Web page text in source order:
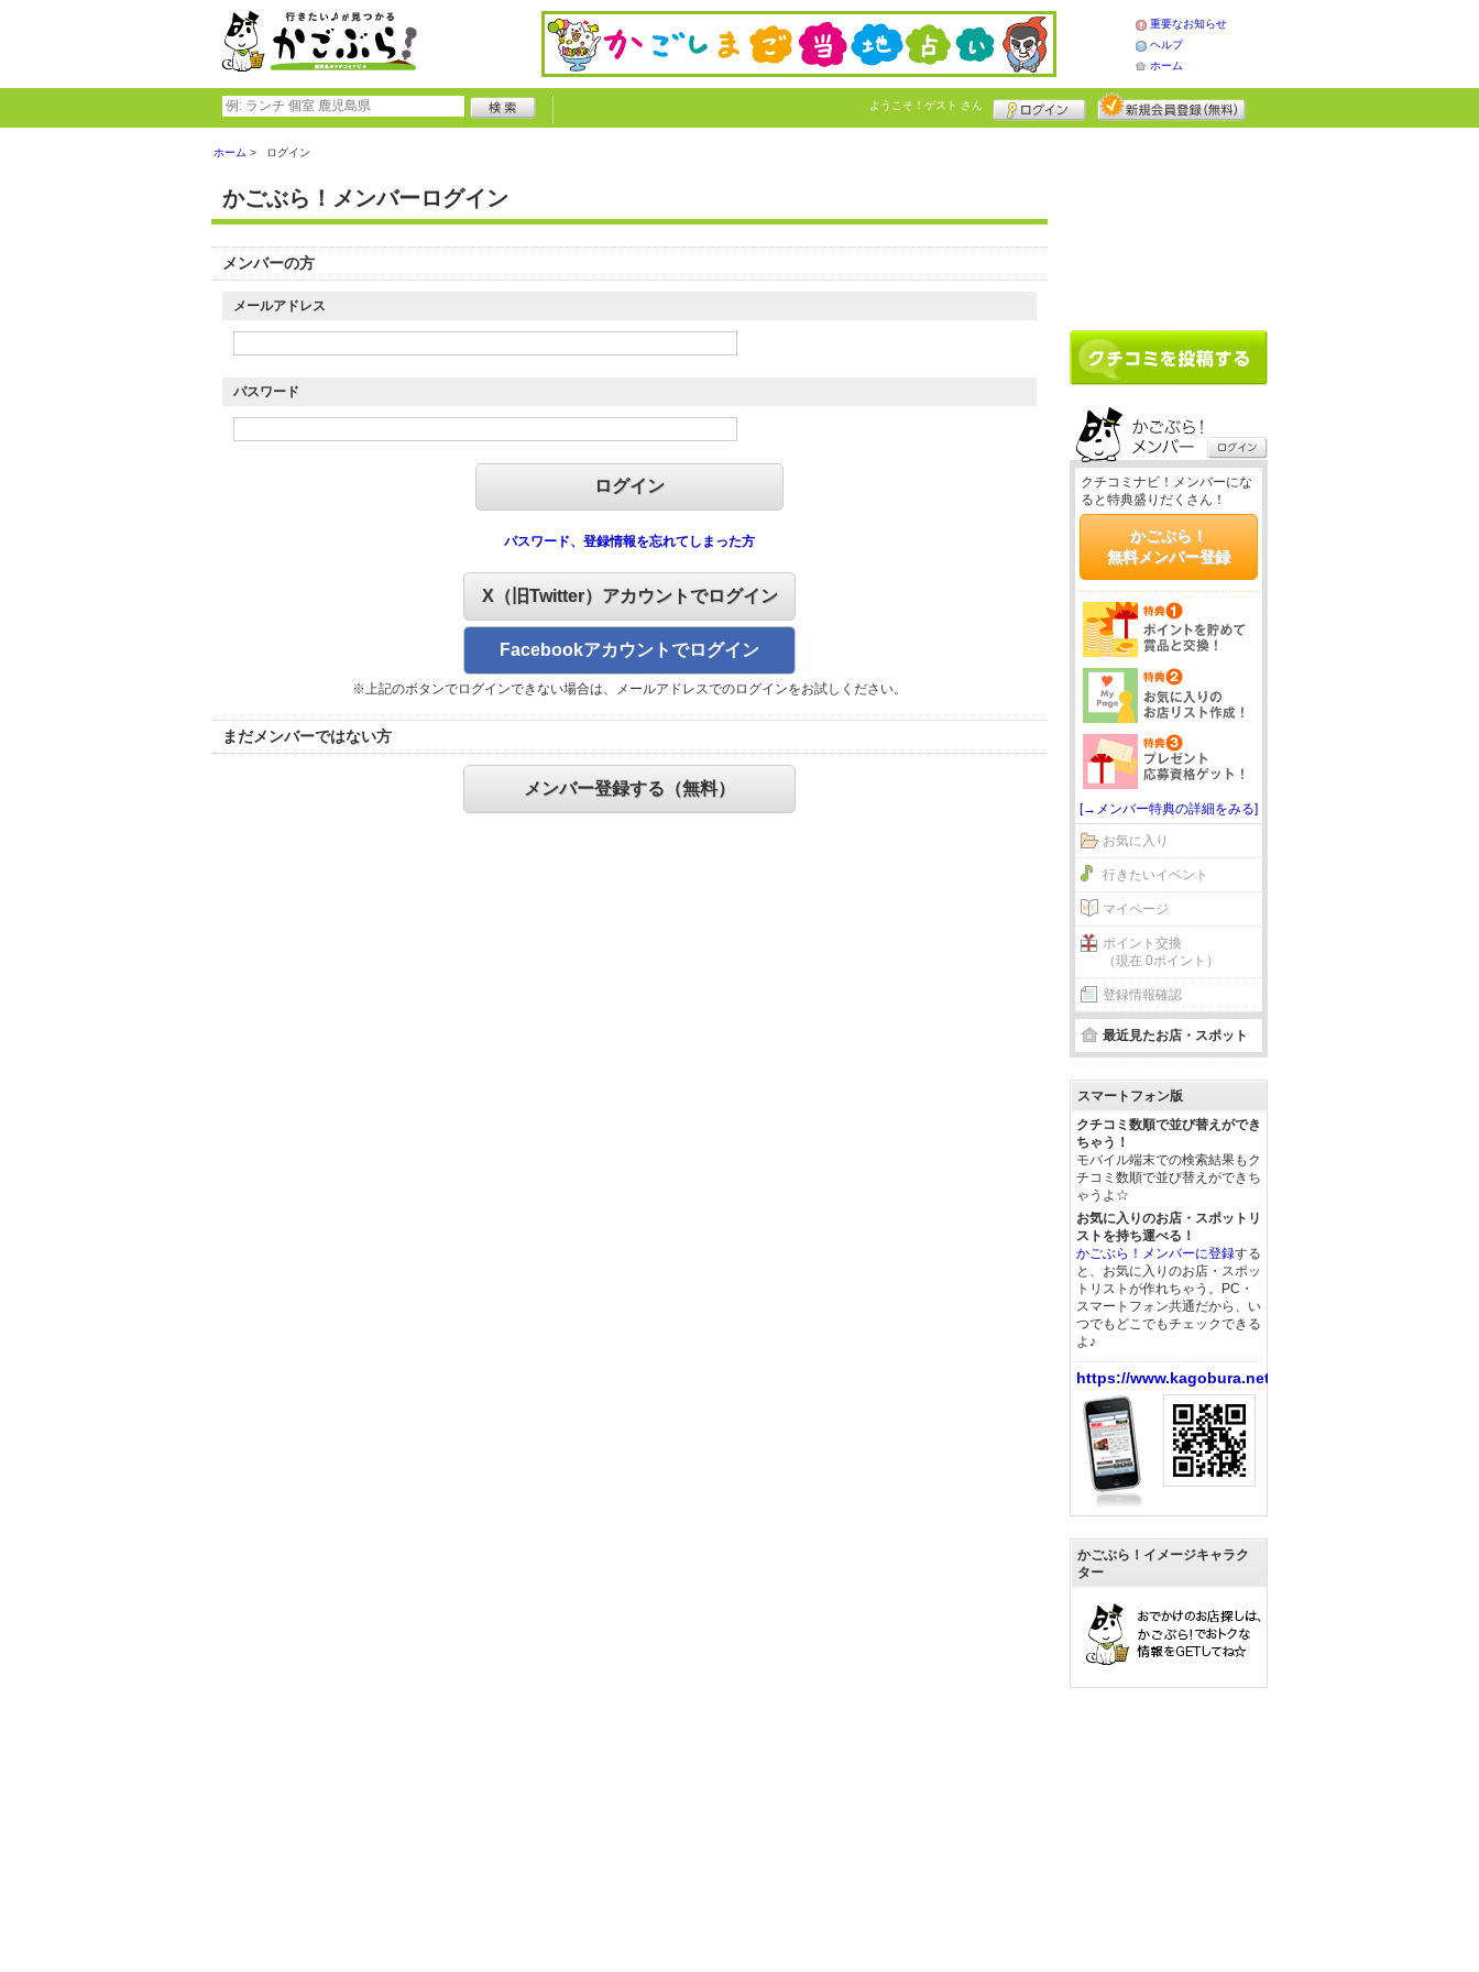
重要なお知らせ
ヘルプ
ホーム
ようこそ！ ゲスト さん
ホーム ログイン
かごぶら！メンバーログイン
メンバーの方
メールアドレス
パスワード
パスワード、登録情報を忘れてしまった方
X（旧Twitter）アカウントでログイン
Facebookアカウントでログイン
※上記のボタンでログインできない場合は、メールアドレスでのログインをお試しください。
まだメンバーではない方
メンバー登録する（無料）
クチコミナビ！メンバーにな
ると特典盛りだくさん！
かごぶら！
無料メンバー登録
[→メンバー特典の詳細をみる]
お気に入り
行きたいイベント
マイページ
ポイント交換
（現在 0ポイント）
登録情報確認
最近見たお店・スポット
スマートフォン版
クチコミ数順で並び替えができ
ちゃう！
モバイル端末での検索結果もク
チコミ数順で並び替えができち
ゃうよ☆
お気に入りのお店・スポットリ
ストを持ち運べる！
かごぶら！メンバーに登録する
と、お気に入りのお店・スポッ
トリストが作れちゃう。PC・
スマートフォン共通だから、い
つでもどこでもチェックできる
よ♪
https://www.kagobura.net/
かごぶら！イメージキャラク
ター